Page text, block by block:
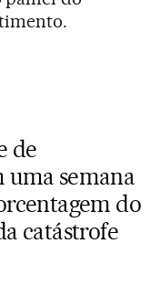
de
uma semana
do
catástrofe